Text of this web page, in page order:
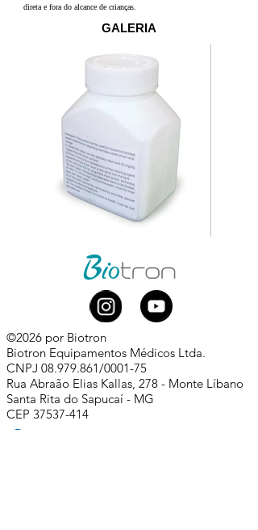
direta e fora do alcance de crianças.
GALERIA
©2026 por Biotron
Biotron Equipamentos Médicos Ltda.
CNPJ 08.979.861/0001-75
Rua Abraão Elias Kallas, 278 - Monte Líbano
Santa Rita do Sapucaí - MG
CEP 37537-414